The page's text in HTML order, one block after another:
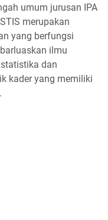
umum jurusan IPA
merupakan
yang berfungsi
ilmu
dan
kader yang memiliki